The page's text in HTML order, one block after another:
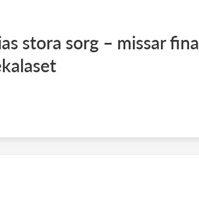
stora sorg – missar fina